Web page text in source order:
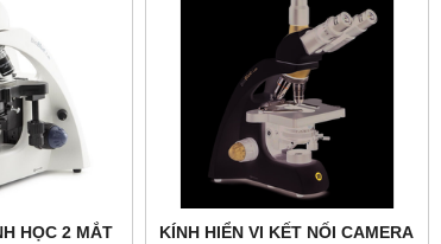
HỌC 2 MẮT
KÍNH HIỂN VI KẾT NỐI CAMERA